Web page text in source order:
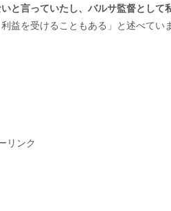
と言っていたし、バルサ監督として
益を受けることもある」と述べてい
リンク